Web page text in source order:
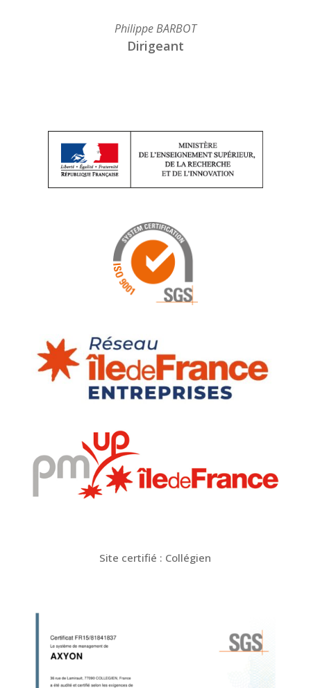
Philippe BARBOT
Dirigeant
Site certifié : Collégien